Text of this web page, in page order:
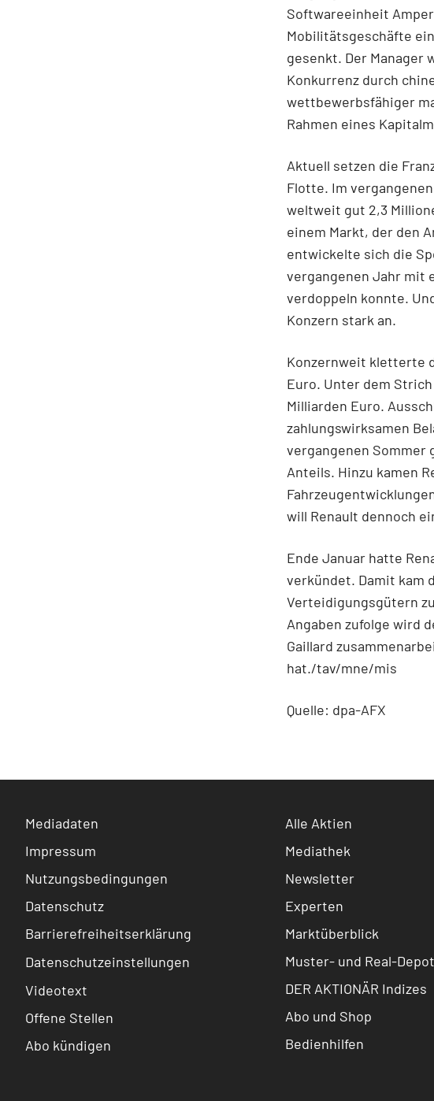
Softwareeinheit
Mobilitätsgeschäfte
gesenkt. Der Manager
Konkurrenz durch
wettbewerbsfähiger
Rahmen eines
Aktuell setzen die
Flotte. Im
weltweit gut 2,3
einem Markt, der den
entwickelte sich die
vergangenen Jahr mit
verdoppeln konnte.
Konzern stark an.
Konzernweit kletterte
Euro. Unter dem
Milliarden Euro.
zahlungswirksamen
vergangenen Sommer
Anteils. Hinzu kamen
will Renault dennoch
Ende Januar hatte
verkündet. Damit kam
Verteidigungsgütern
Angaben zufolge wird
Gaillard
hat./tav/mne/mis
Quelle: dpa-AFX
Mediadaten
Impressum
Nutzungsbedingungen
Datenschutz
Barrierefreiheitserklärung
Datenschutzeinstellungen
Videotext
Offene Stellen
Abo kündigen
Alle Aktien
Mediathek
Newsletter
Experten
Marktüberblick
Muster- und Real-
DER AKTIONÄR Indizes
Abo und Shop
Bedienhilfen